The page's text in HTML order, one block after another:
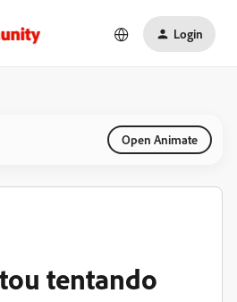
Login
Open Animate
tentando